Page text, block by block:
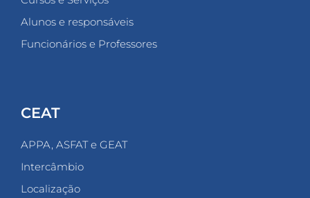
Alunos e responsáveis
Funcionários e Professores
CEAT
APPA, ASFAT e GEAT
Intercâmbio
Localização